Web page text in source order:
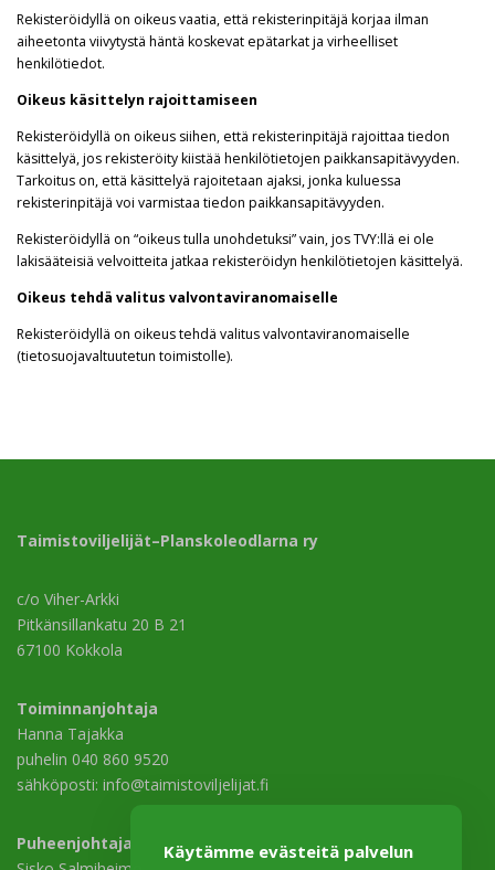
Rekisteröidyllä on oikeus vaatia, että rekisterinpitäjä korjaa ilman
aiheetonta viivytystä häntä koskevat epätarkat ja virheelliset
henkilötiedot.
Oikeus käsittelyn rajoittamiseen
Rekisteröidyllä on oikeus siihen, että rekisterinpitäjä rajoittaa tiedon
käsittelyä, jos rekisteröity kiistää henkilötietojen paikkansapitävyyden.
Tarkoitus on, että käsittelyä rajoitetaan ajaksi, jonka kuluessa
rekisterinpitäjä voi varmistaa tiedon paikkansapitävyyden.
Rekisteröidyllä on “oikeus tulla unohdetuksi” vain, jos TVY:llä ei ole
lakisääteisiä velvoitteita jatkaa rekisteröidyn henkilötietojen käsittelyä.
Oikeus tehdä valitus valvontaviranomaiselle
Rekisteröidyllä on oikeus tehdä valitus valvontaviranomaiselle
(tietosuojavaltuutetun toimistolle).
Taimistoviljelijät–Planskoleodlarna ry
c/o Viher-Arkki
Pitkänsillankatu 20 B 21
67100 Kokkola
Toiminnanjohtaja
Hanna Tajakka
puhelin 040 860 9520
sähköposti: info@taimistoviljelijat.fi
Puheenjohtaja
Käytämme evästeitä palvelun